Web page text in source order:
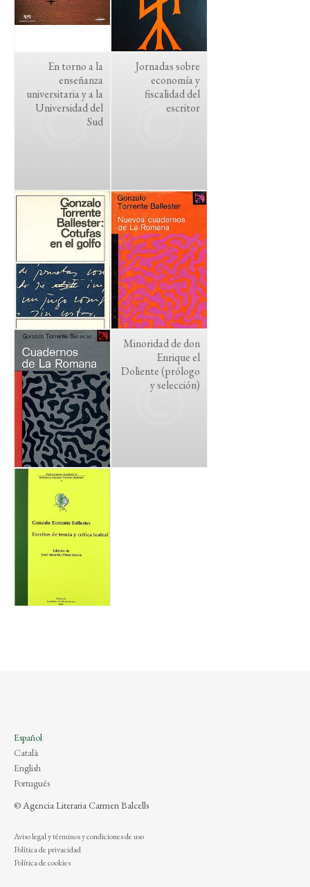
En torno a la
enseñanza
universitaria y a la
Universidad del
Sud
Jornadas sobre
economía y
fiscalidad del
escritor
Minoridad de don
Enrique el
Doliente (prólogo
y selección)
Español
Català
English
Português
© Agencia Literaria Carmen Balcells
Aviso legal y términos y condiciones de uso
Política de privacidad
Política de cookies